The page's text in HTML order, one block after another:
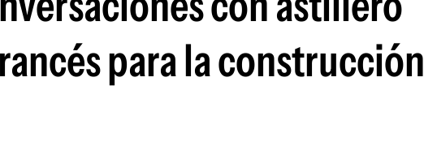
para la construcción